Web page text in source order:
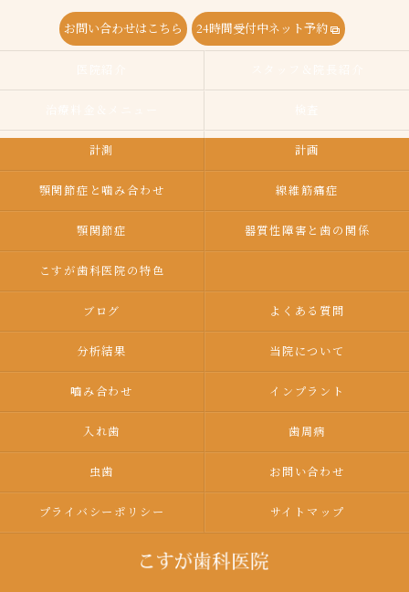
お問い合わせはこちら 24時間受付中ネット予約
計測 計画
顎関節症と噛み合わせ 線維筋痛症
顎関節症 器質性障害と歯の関係
こすが歯科医院の特色
ブログ よくある質問
分析結果 当院について
嚙み合わせ インプラント
入れ歯 歯周病
虫歯 お問い合わせ
プライバシーポリシー サイトマップ